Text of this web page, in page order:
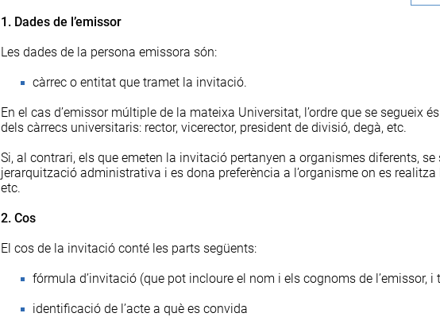
1. Dades de l’emissor
Les dades de la persona emissora són:
càrrec o entitat que tramet la invitació.
En el cas d’emissor múltiple de la mateixa Universitat, l’ordre que se segueix
dels càrrecs universitaris: rector, vicerector, president de divisió, degà, etc.
Si, al contrari, els que emeten la invitació pertanyen a organismes diferents, se
jerarquització administrativa i es dona preferència a l’organisme on es realitza
etc.
2. Cos
El cos de la invitació conté les parts següents:
fórmula d’invitació (que pot incloure el nom i els cognoms de l’emissor, i
identificació de l’acte a què es convida